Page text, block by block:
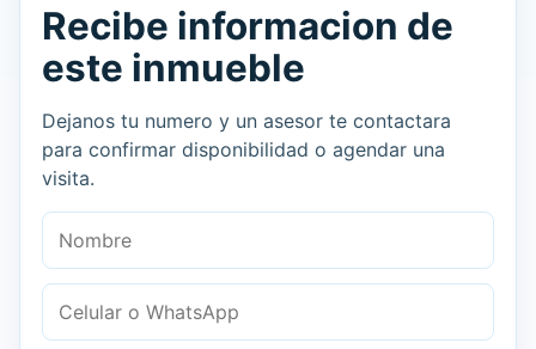
Recibe informacion de
este inmueble
Dejanos tu numero y un asesor te contactara
para confirmar disponibilidad o agendar una
visita.
Nombre
Celular o WhatsApp
Mensaje